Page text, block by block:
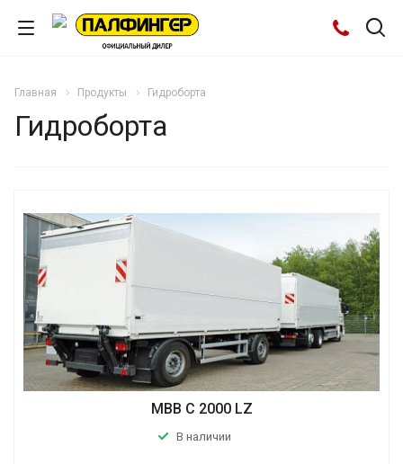
Главная Продукты Гидроборта
Гидроборта
MBB C 2000 LZ
В наличии